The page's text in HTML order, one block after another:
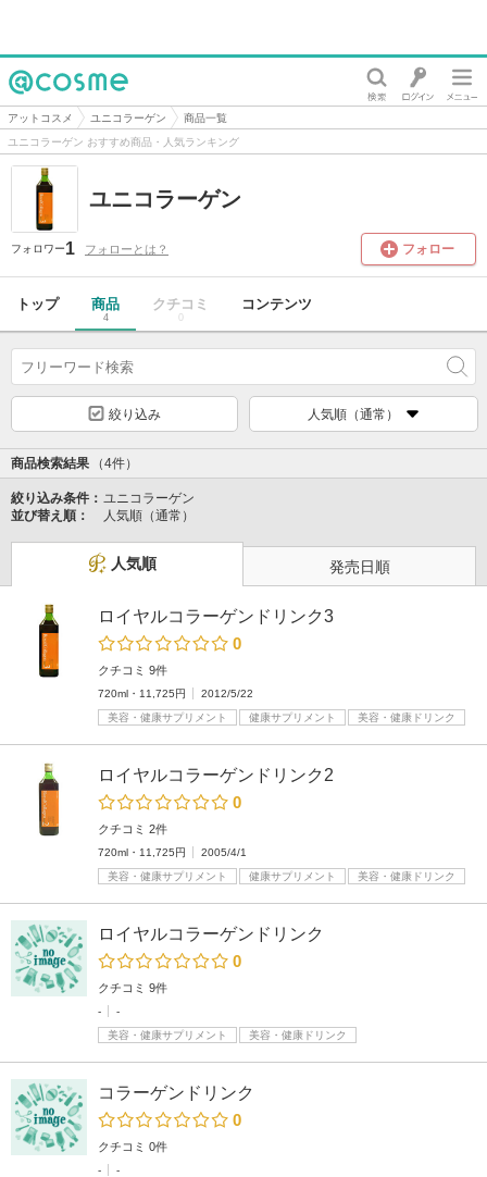
@cosme
アットコスメ ユニコラーゲン
商品一覧
ユニコラーゲン おすすめ商品・人気ランキング
ユニコラーゲン
フォロワー1 フォローとは？ フォロー
トップ 商品
4
クチコミ
0
コンテンツ
絞り込み 人気順（通常）
商品検索結果 （4件）
絞り込み条件： ユニコラーゲン
並び替え順：
人気順（通常）
人気順 発売日順
ロイヤルコラーゲンドリンク3
0
クチコミ 9件
720ml・11,725円
2012/5/22
美容・健康サプリメント
健康サプリメント 美容・健康ドリンク
ロイヤルコラーゲンドリンク2
0
クチコミ 2件
720ml・11,725円
2005/4/1
美容・健康サプリメント
健康サプリメント 美容・健康ドリンク
ロイヤルコラーゲンドリンク
0
クチコミ 9件
-
-
美容・健康サプリメント
美容・健康ドリンク
コラーゲンドリンク
0
クチコミ 0件
-
-